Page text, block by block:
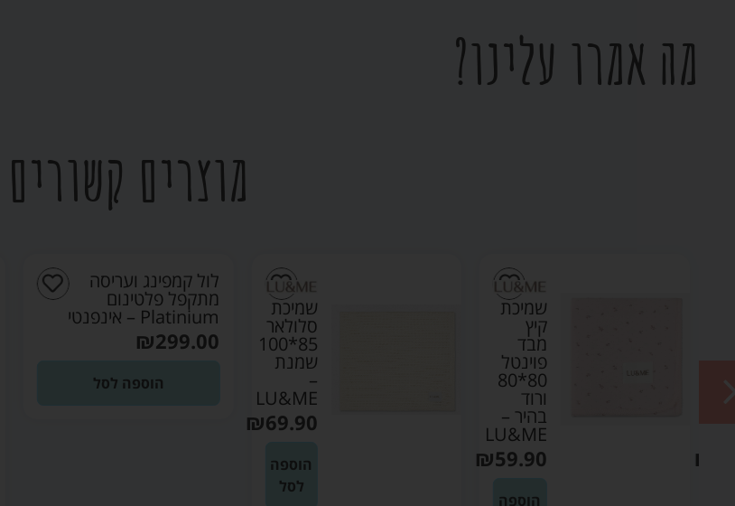
מה אמרו עלינו?
מוצרים קשורים
₪
שמיכת
קיץ
מבד
פוינטל
80*80
ורוד
בהיר –
LU&ME
₪59.90
הוספה
שמיכת
סלולאר
85*100
שמנת
–
LU&ME
₪69.90
הוספה
לסל
לול קמפינג ועריסה
מתקפל פלטינום
Platinium – אינפנטי
₪299.00
הוספה לסל